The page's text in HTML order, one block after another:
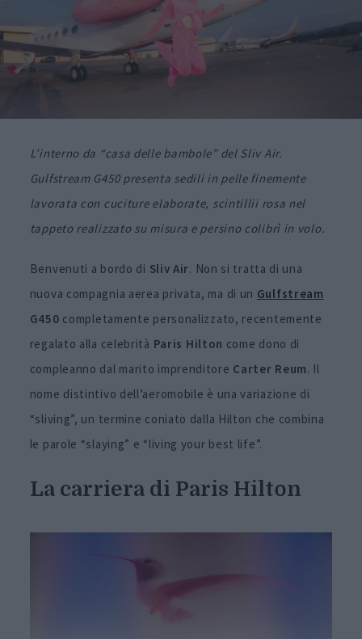
L’interno da “casa delle bambole” del Sliv Air.
Gulfstream G450 presenta sedili in pelle finemente
lavorata con cuciture elaborate, scintillii rosa nel
tappeto realizzato su misura e persino colibrì in volo.
Benvenuti a bordo di Sliv Air. Non si tratta di una
nuova compagnia aerea privata, ma di un Gulfstream
G450 completamente personalizzato, recentemente
regalato alla celebrità Paris Hilton come dono di
compleanno dal marito imprenditore Carter Reum. Il
nome distintivo dell’aeromobile è una variazione di
“sliving”, un termine coniato dalla Hilton che combina
le parole “slaying” e “living your best life”.
La carriera di Paris Hilton